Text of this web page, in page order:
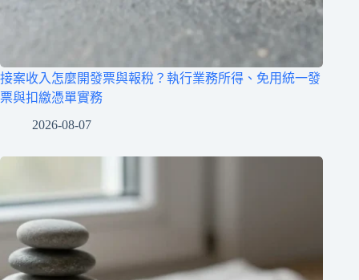
接案收入怎麼開發票與報稅？執行業務所得、免用統一發
票與扣繳憑單實務
2026-08-07